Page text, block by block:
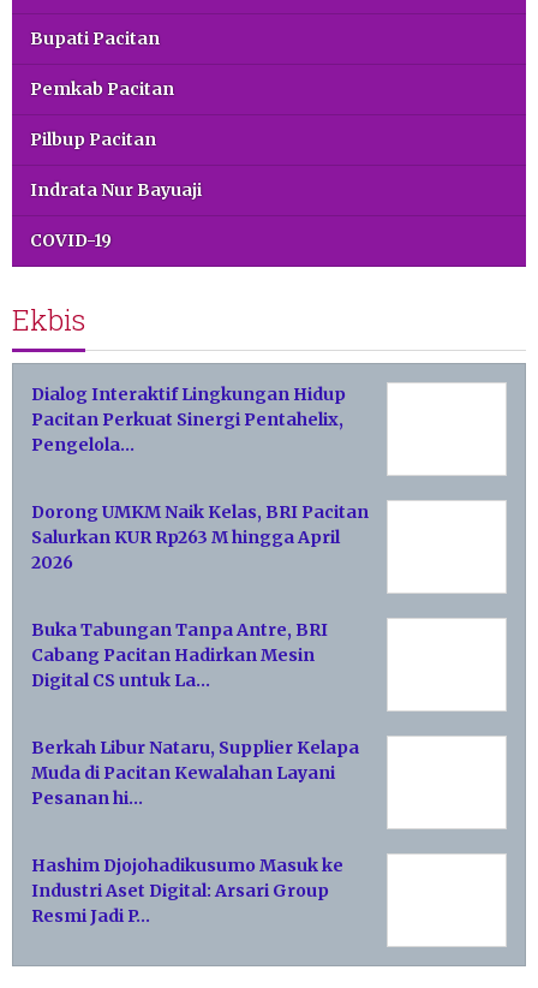
Bupati Pacitan
Pemkab Pacitan
Pilbup Pacitan
Indrata Nur Bayuaji
COVID-19
Ekbis
Dialog Interaktif Lingkungan Hidup
Pacitan Perkuat Sinergi Pentahelix,
Pengelola…
Dorong UMKM Naik Kelas, BRI Pacitan
Salurkan KUR Rp263 M hingga April
2026
Buka Tabungan Tanpa Antre, BRI
Cabang Pacitan Hadirkan Mesin
Digital CS untuk La…
Berkah Libur Nataru, Supplier Kelapa
Muda di Pacitan Kewalahan Layani
Pesanan hi…
Hashim Djojohadikusumo Masuk ke
Industri Aset Digital: Arsari Group
Resmi Jadi P…